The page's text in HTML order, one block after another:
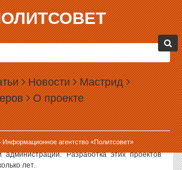
Новости Мастрид
О проекте
Информационное агентство «Политсовет»
МОСТ В ЕКАТЕРИНБУРГЕ
В 2017 ГОДУ
в Екатеринбурге планируется построить к
на проект будут найдены деньги. Новый
с Сортировки и Заречного до центра города
моста опубликованы на информационном
администрации. Разработка этих проектов
лет.